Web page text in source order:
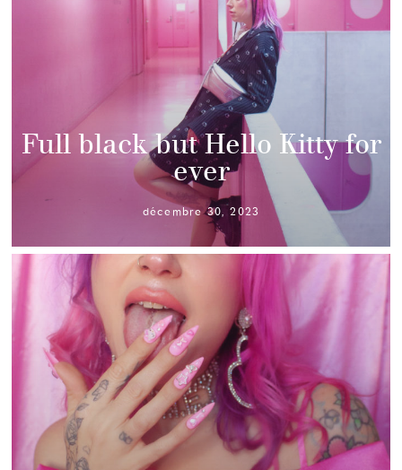
Full black but Hello Kitty for
ever
décembre 30, 2023